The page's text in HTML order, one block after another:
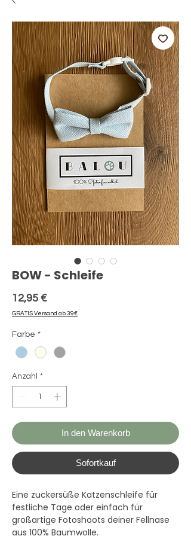
BOW - Schleife
12,95 €Preis
GRATIS Versand ab 39€
Farbe *
Anzahl *
In den Warenkorb
Sofortkauf
Eine zuckersüße Katzenschleife für
festliche Tage oder einfach für
großartige Fotoshoots deiner Fellnase
aus 100% Baumwolle.